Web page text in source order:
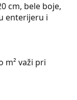
cm, bele boje,
enterijeru i
m² važi pri